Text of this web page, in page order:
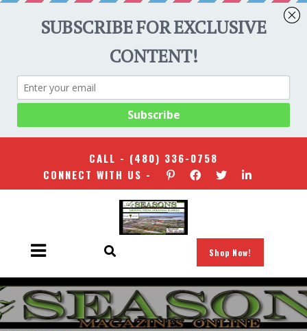
CALL - (480) 336-0758
CONNECT WITH US -
Shop Now!